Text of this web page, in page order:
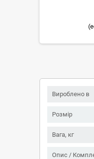
Вироблено в
Розмір
Вага, кг
Опис /